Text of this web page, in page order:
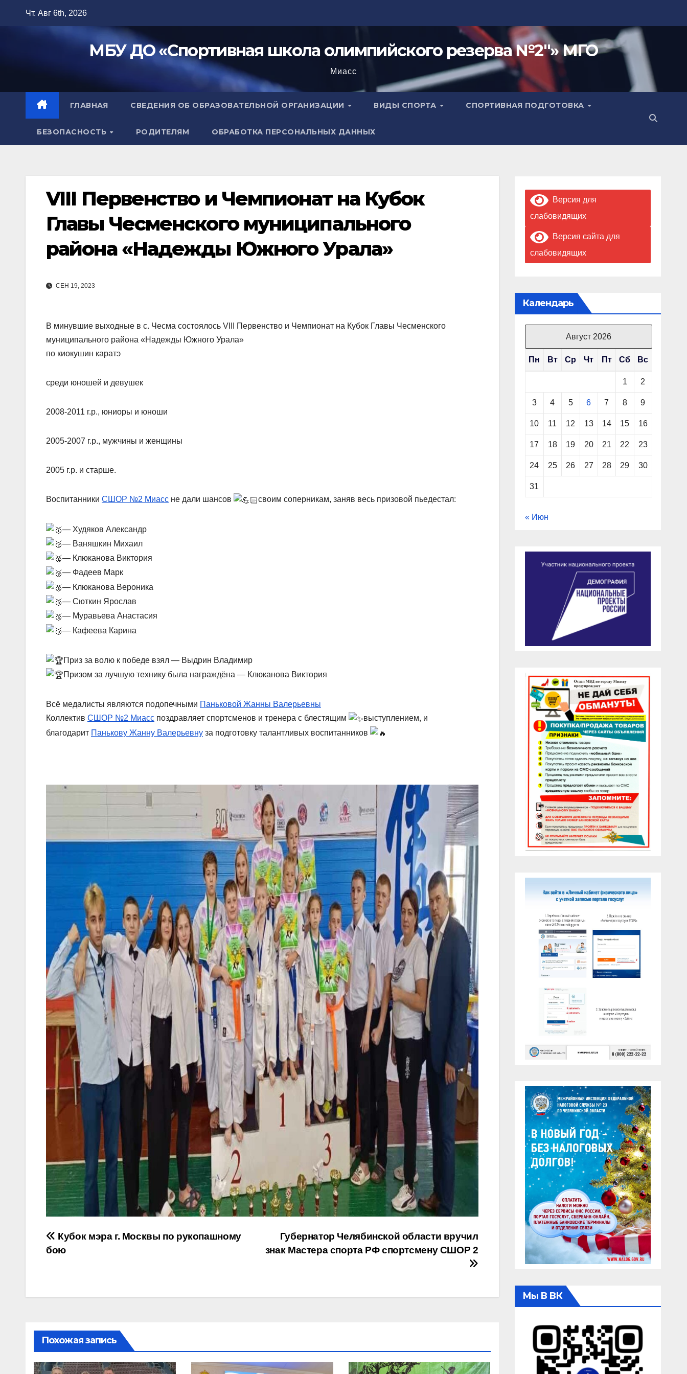
Чт. Авг 6th, 2026
МБУ ДО «Спортивная школа олимпийского резерва №2"» МГО
Миасс
ГЛАВНАЯ СВЕДЕНИЯ ОБ ОБРАЗОВАТЕЛЬНОЙ ОРГАНИЗАЦИИ ВИДЫ СПОРТА СПОРТИВНАЯ ПОДГОТОВКА
БЕЗОПАСНОСТЬ РОДИТЕЛЯМ ОБРАБОТКА ПЕРСОНАЛЬНЫХ ДАННЫХ
VIII Первенство и Чемпионат на Кубок
Главы Чесменского муниципального
района «Надежды Южного Урала»
СЕН 19, 2023
В минувшие выходные в с. Чесма состоялось VIII Первенство и Чемпионат на Кубок Главы Чесменского
муниципального района «Надежды Южного Урала»
по киокушин каратэ
среди юношей и девушек
2008-2011 г.р., юниоры и юноши
2005-2007 г.р., мужчины и женщины
2005 г.р. и старше.
Воспитанники СШОР №2 Миасс не дали шансов своим соперникам, заняв весь призовой пьедестал:
— Худяков Александр
— Ваняшкин Михаил
— Клюканова Виктория
— Фадеев Марк
— Клюканова Вероника
— Сюткин Ярослав
— Муравьева Анастасия
— Кафеева Карина
Приз за волю к победе взял — Выдрин Владимир
Призом за лучшую технику была награждёна — Клюканова Виктория
Всё медалисты являются подопечными Паньковой Жанны Валерьевны
Коллектив СШОР №2 Миасс поздравляет спортсменов и тренера с блестящим
выступлением, и
благодарит Панькову Жанну Валерьевну за подготовку талантливых воспитанников
Навигация
Губернатор Челябинской области вручил
знак Мастера спорта РФ спортсмену СШОР 2
Кубок мэра г. Москвы по рукопашному
бою
Похожая запись
Версия для
слабовидящих
Версия сайта для
слабовидящих
Календарь
Август 2026
Пн Вт Ср Чт Пт Сб Вс
1 2
3 4 5 6 7 8 9
10 11 12 13 14 15 16
17 18 19 20 21 22 23
24 25 26 27 28 29 30
31
« Июн
Мы В ВК